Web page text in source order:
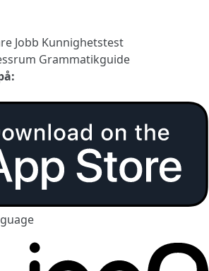
Jobb Kunnighetstest
Grammatikguide